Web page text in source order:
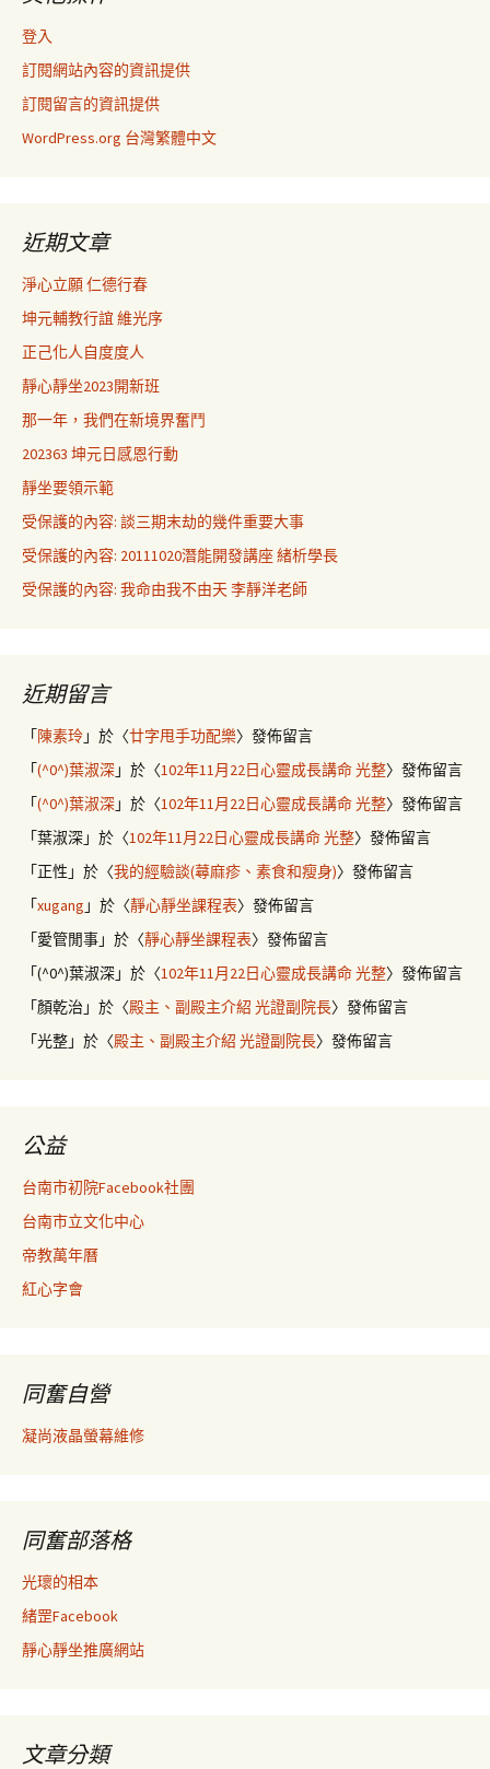
登入
訂閱網站內容的資訊提供
訂閱留言的資訊提供
WordPress.org 台灣繁體中文
近期文章
淨心立願 仁德行春
坤元輔教行誼 維光序
正己化人自度度人
靜心靜坐2023開新班
那一年，我們在新境界奮鬥
202363 坤元日感恩行動
靜坐要領示範
受保護的內容: 談三期末劫的幾件重要大事
受保護的內容: 20111020潛能開發講座 緒析學長
受保護的內容: 我命由我不由天 李靜洋老師
近期留言
「陳素玲」於〈廿字甩手功配樂〉發佈留言
「(^0^)葉淑深」於〈102年11月22日心靈成長講命 光整〉發佈留言
「(^0^)葉淑深」於〈102年11月22日心靈成長講命 光整〉發佈留言
「葉淑深」於〈102年11月22日心靈成長講命 光整〉發佈留言
「正性 」於〈我的經驗談(蕁麻疹、素食和瘦身)〉發佈留言
「xugang 」於〈靜心靜坐課程表〉發佈留言
「愛管閒事」於〈靜心靜坐課程表〉發佈留言
「(^0^)葉淑深」於〈102年11月22日心靈成長講命 光整〉發佈留言
「顏乾治 」於〈殿主、副殿主介紹 光證副院長〉發佈留言
「光整」於〈殿主、副殿主介紹 光證副院長〉發佈留言
公益
台南市初院Facebook社團
台南市立文化中心
帝教萬年曆
紅心字會
同奮自營
凝尚液晶螢幕維修
同奮部落格
光瓌的相本
緒罡Facebook
靜心靜坐推廣網站
文章分類